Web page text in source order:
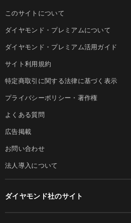
このサイトについて
ダイヤモンド・プレミアムについて
ダイヤモンド・プレミアム活用ガイド
サイト利用規約
特定商取引に関する法律に基づく表示
プライバシーポリシー・著作権
よくある質問
広告掲載
お問い合わせ
法人導入について
ダイヤモンド社のサイト